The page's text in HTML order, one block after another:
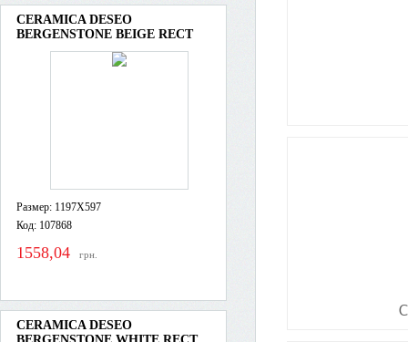
CERAMICA DESEO
BERGENSTONE BEIGE RECT
Размер: 1197X597
Код: 107868
1558,04 грн.
CERAMICA DESEO